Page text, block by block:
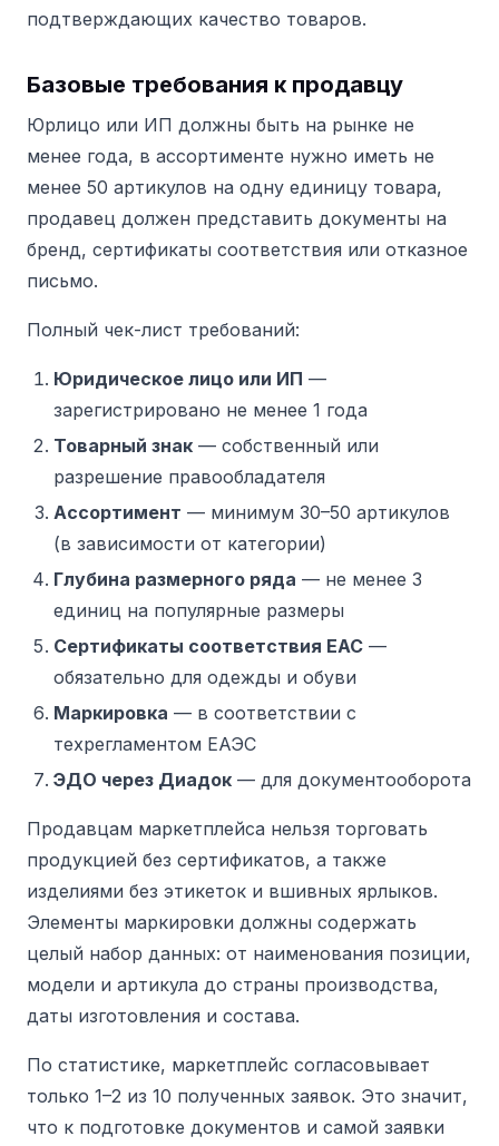
подтверждающих качество товаров.
Базовые требования к продавцу
Юрлицо или ИП должны быть на рынке не
менее года, в ассортименте нужно иметь не
менее 50 артикулов на одну единицу товара,
продавец должен представить документы на
бренд, сертификаты соответствия или отказное
письмо.
Полный чек-лист требований:
Юридическое лицо или ИП —
зарегистрировано не менее 1 года
Товарный знак — собственный или
разрешение правообладателя
Ассортимент — минимум 30–50 артикулов
(в зависимости от категории)
Глубина размерного ряда — не менее 3
единиц на популярные размеры
Сертификаты соответствия EAC —
обязательно для одежды и обуви
Маркировка — в соответствии с
техрегламентом ЕАЭС
ЭДО через Диадок — для документооборота
Продавцам маркетплейса нельзя торговать
продукцией без сертификатов, а также
изделиями без этикеток и вшивных ярлыков.
Элементы маркировки должны содержать
целый набор данных: от наименования позиции,
модели и артикула до страны производства,
даты изготовления и состава.
По статистике, маркетплейс согласовывает
только 1–2 из 10 полученных заявок. Это значит,
что к подготовке документов и самой заявки